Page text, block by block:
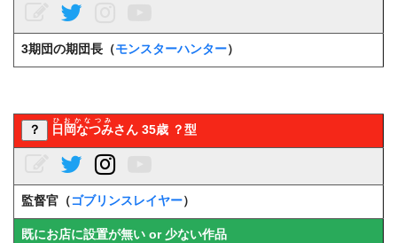
3期団の期団長（モンスターハンター）
？ 日岡なつみ
ひおかなつみ
さん 35歳 ？型
監督官（ゴブリンスレイヤー）
既にお店に設置が無い or 少ない作品